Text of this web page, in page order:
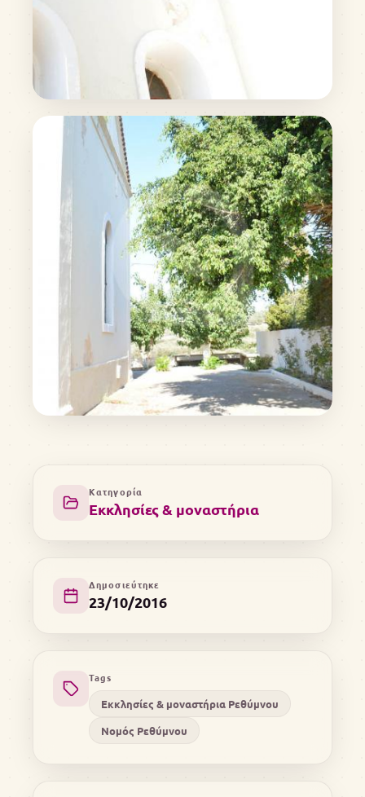
Κατηγορία
Εκκλησίες & μοναστήρια
Δημοσιεύτηκε
23/10/2016
Tags
Εκκλησίες & μοναστήρια Ρεθύμνου
Νομός Ρεθύμνου